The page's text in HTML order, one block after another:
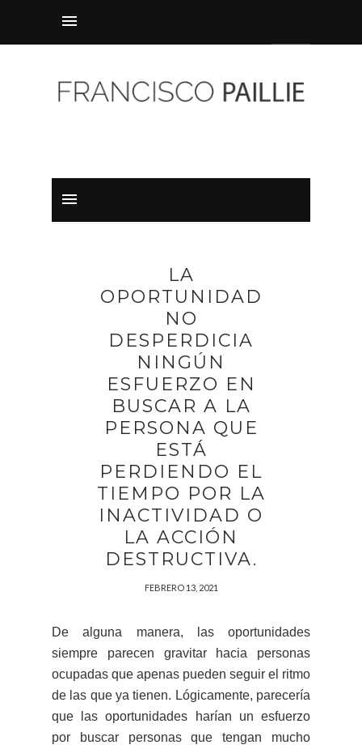
LA
OPORTUNIDAD
NO
DESPERDICIA
NINGÚN
ESFUERZO EN
BUSCAR A LA
PERSONA QUE
ESTÁ
PERDIENDO EL
TIEMPO POR LA
INACTIVIDAD O
LA ACCIÓN
DESTRUCTIVA.
FEBRERO 13, 2021
De alguna manera, las oportunidades
siempre parecen gravitar hacia personas
ocupadas que apenas pueden seguir el ritmo
de las que ya tienen. Lógicamente, parecería
que las oportunidades harían un esfuerzo
por buscar personas que tengan mucho